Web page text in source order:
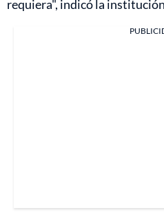
requiera", indicó la